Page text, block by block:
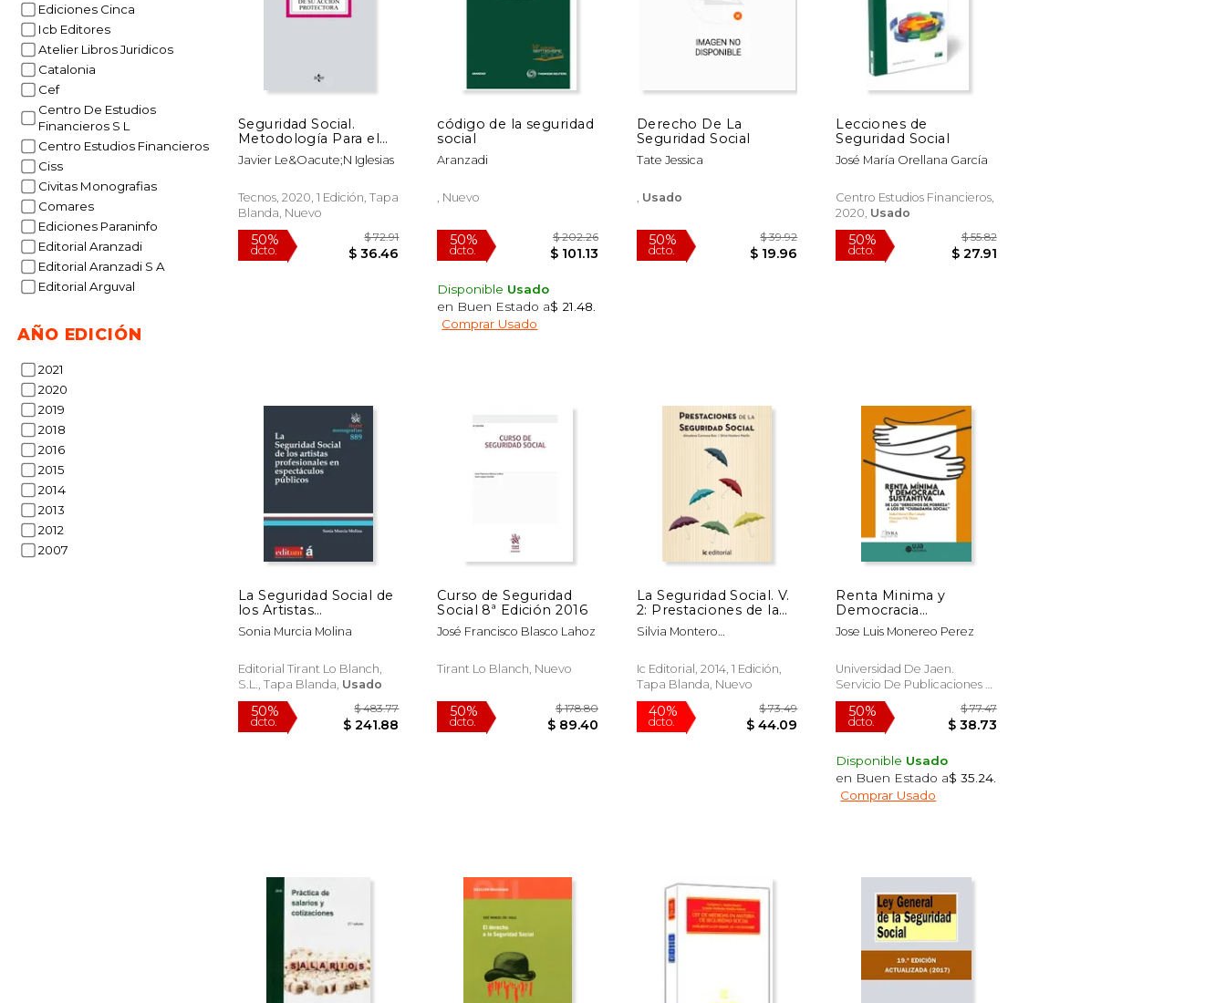
Ediciones Cinca
Icb Editores
Atelier Libros Juridicos
Catalonia
Cef
Centro De Estudios
Financieros S L
Centro Estudios Financieros
Ciss
Civitas Monografias
Comares
Ediciones Paraninfo
Editorial Aranzadi
Editorial Aranzadi S A
Editorial Arguval
AÑO EDICIÓN
2021
2020
2019
2018
2016
2015
2014
2013
2012
2007
Seguridad Social.
Metodología Para el
Estudio de su Acción
Protectora
Javier Le&Oacute;N Iglesias
Tecnos, 2020, 1 Edición, Tapa
Blanda, Nuevo
dcto.
código de la seguridad
social
Aranzadi
, Nuevo
dcto.
Disponible Usado
en Buen Estado a$ 21.48
Comprar Usado
Derecho De La
Seguridad Social
Tate Jessica
Usado
50%
dcto.
$ 39.92
$ 19.96
Lecciones de
Seguridad Social
José María Orellana García
Centro Estudios Financieros,
2020, Usado
50%
dcto.
La Seguridad Social de
los Artistas
Profesionales en
Espectáculos Públicos
Sonia Murcia Molina
Editorial Tirant Lo Blanch,
S.L., Tapa Blanda, Usado
50%
dcto.
Curso de Seguridad
Social 8ª Edición 2016
José Francisco Blasco Lahoz
Tirant Lo Blanch, Nuevo
50%
dcto.
La Seguridad Social. V.
2: Prestaciones de la
Seguridad Social
Silvia Montero
Ruiz
Ic Editorial, 2014, 1 Edición,
Tapa Blanda, Nuevo
$ 73.49
Renta Minima y
Democracia
Sustantiva: De los
"Derechos de Pobreza
Social"
Jose Luis Monereo Perez
Universidad De Jaen.
Servicio De Publicaciones E
Intercambio, 2021, 1 Edición,
Tapa Blanda, Nuevo
50%
dcto.
Disponible Usado
en Buen Estado a$ 35.24
Comprar Usado